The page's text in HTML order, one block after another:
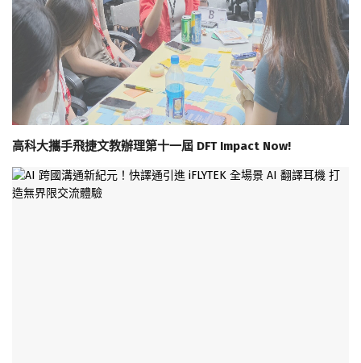
高科大攜手飛捷文教辦理第十一屆 DFT Impact Now!